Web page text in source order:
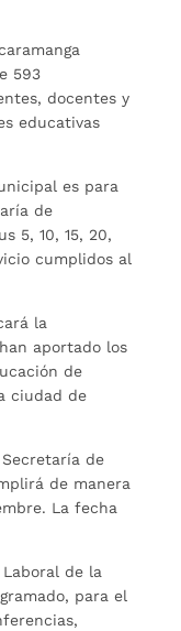
593
docentes y
educativas
es para
de
5, 10, 15, 20,
cumplidos al
la
aportado los
de
ciudad de
de
de manera
La fecha
de la
para el